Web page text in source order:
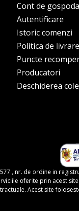
Cont de
Autentificare
Istoric comenzi
Politica de livrare
Puncte
Producatori
Deschiderea
, nr. de ordine in
oferite prin acest
Acest site